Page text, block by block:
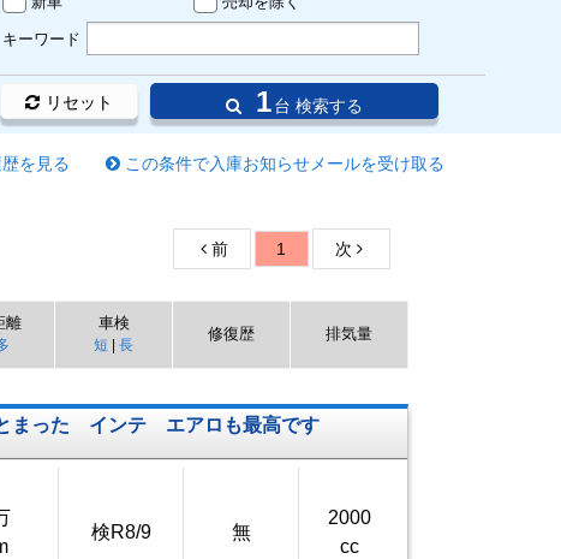
キーワード
1台 検索する
リセット
この条件で入庫お知らせメールを受け取る
を見る
前 1 次
離 車検
短 | 長
修復歴 排気量
まった インテ エアロも最高です
検R8/9 無
2000
cc